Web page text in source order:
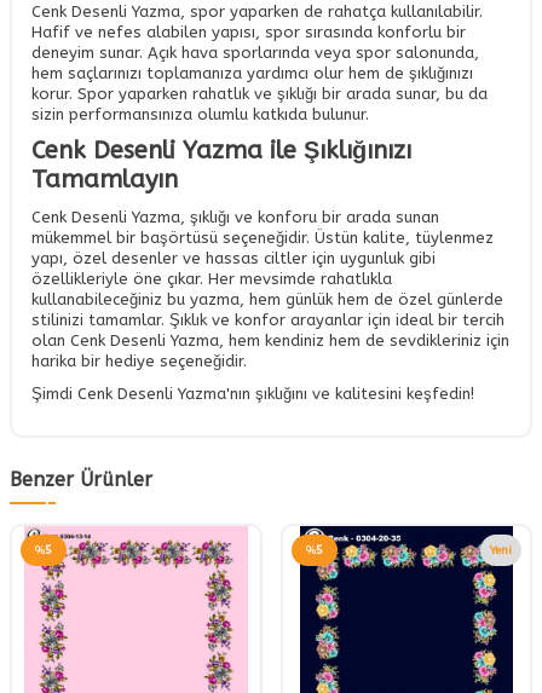
Cenk Desenli Yazma, spor yaparken de rahatça kullanılabilir.
Hafif ve nefes alabilen yapısı, spor sırasında konforlu bir
deneyim sunar. Açık hava sporlarında veya spor salonunda,
hem saçlarınızı toplamanıza yardımcı olur hem de şıklığınızı
korur. Spor yaparken rahatlık ve şıklığı bir arada sunar, bu da
sizin performansınıza olumlu katkıda bulunur.
Cenk Desenli Yazma ile Şıklığınızı
Tamamlayın
Cenk Desenli Yazma, şıklığı ve konforu bir arada sunan
mükemmel bir başörtüsü seçeneğidir. Üstün kalite, tüylenmez
yapı, özel desenler ve hassas ciltler için uygunluk gibi
özellikleriyle öne çıkar. Her mevsimde rahatlıkla
kullanabileceğiniz bu yazma, hem günlük hem de özel günlerde
stilinizi tamamlar. Şıklık ve konfor arayanlar için ideal bir tercih
olan Cenk Desenli Yazma, hem kendiniz hem de sevdikleriniz için
harika bir hediye seçeneğidir.
Şimdi Cenk Desenli Yazma'nın şıklığını ve kalitesini keşfedin!
Benzer Ürünler
%5 %5 Yeni